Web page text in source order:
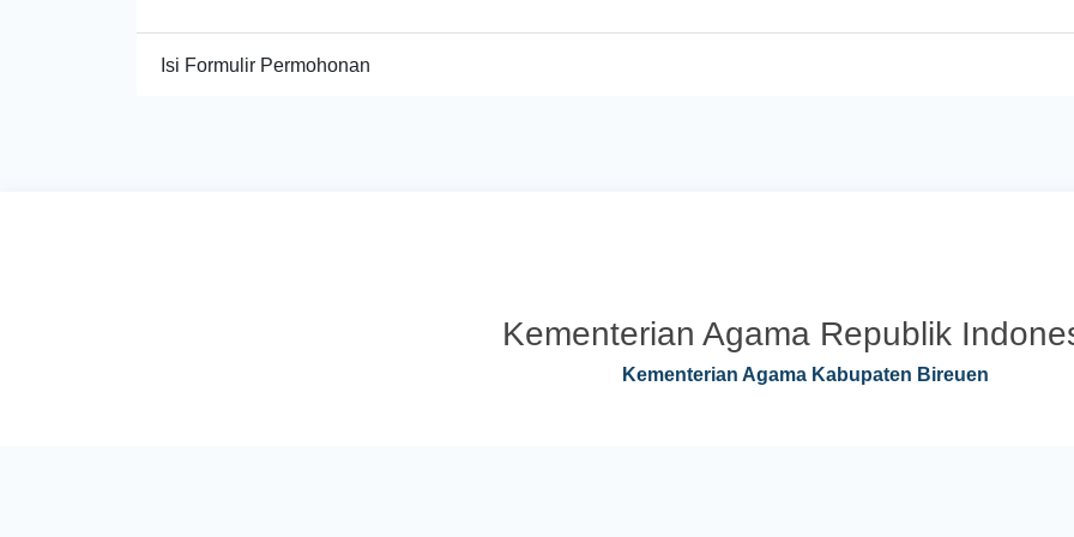
Isi Formulir Permohonan
Kementerian Agama Republik
Kementerian Agama Kabupaten Bireuen